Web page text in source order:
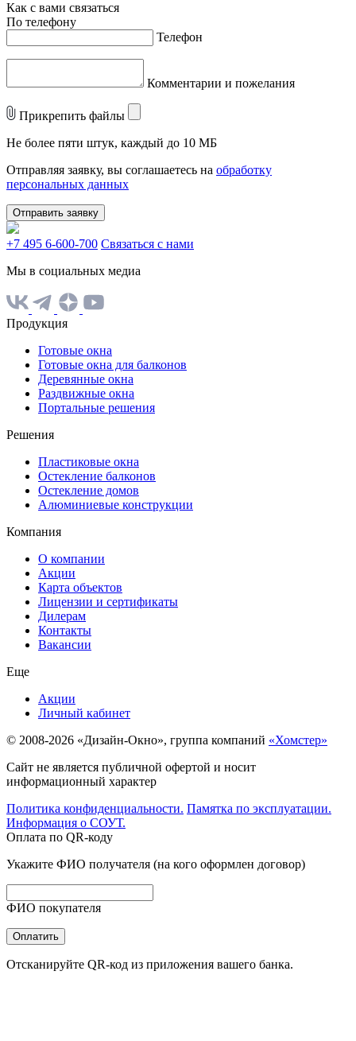
Как с вами связаться
По телефону
Телефон
Комментарии и пожелания
Прикрепить файлы
Не более пяти штук, каждый до 10 МБ
Отправляя заявку, вы соглашаетесь на обработку
персональных данных
Отправить заявку
+7 495 6-600-700 Связаться с нами
Мы в социальных медиа
Продукция
Готовые окна
Готовые окна для балконов
Деревянные окна
Раздвижные окна
Портальные решения
Решения
Пластиковые окна
Остекление балконов
Остекление домов
Алюминиевые конструкции
Компания
О компании
Акции
Карта объектов
Лицензии и сертификаты
Дилерам
Контакты
Вакансии
Еще
Акции
Личный кабинет
© 2008-2026 «Дизайн-Окно», группа компаний «Хомстер»
Сайт не является публичной офертой и носит
информационный характер
Политика конфиденциальности. Памятка по эксплуатации.
Информация о СОУТ.
Оплата по QR-коду
Укажите ФИО получателя (на кого оформлен договор)
ФИО покупателя
Оплатить
Отсканируйте QR-код из приложения вашего банка.